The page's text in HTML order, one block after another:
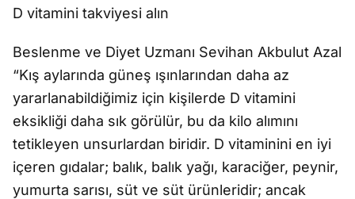
D vitamini takviyesi alın
Beslenme ve Diyet Uzmanı Sevihan Akbulut Azal
“Kış aylarında güneş ışınlarından daha az
yararlanabildiğimiz için kişilerde D vitamini
eksikliği daha sık görülür, bu da kilo alımını
tetikleyen unsurlardan biridir. D vitaminini en iyi
içeren gıdalar; balık, balık yağı, karaciğer, peynir,
yumurta sarısı, süt ve süt ürünleridir; ancak